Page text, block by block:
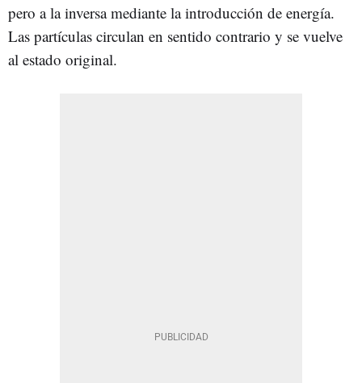
pero a la inversa mediante la introducción de energía.
Las partículas circulan en sentido contrario y se vuelve
al estado original.